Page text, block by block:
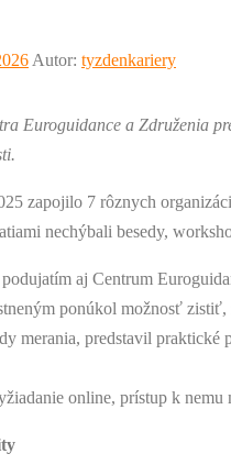
Autor: tyzdenkariery
Euroguidance a Združenia
zapojilo 7 rôznych
nechýbali besedy,
aj Centrum
ponúkol možnosť
merania, predstavil
online, prístup k nemu